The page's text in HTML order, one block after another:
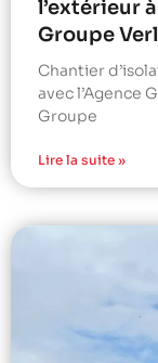
l’extérieur
Groupe
Chantier
avec l’Agence
Groupe
Lire la suite »